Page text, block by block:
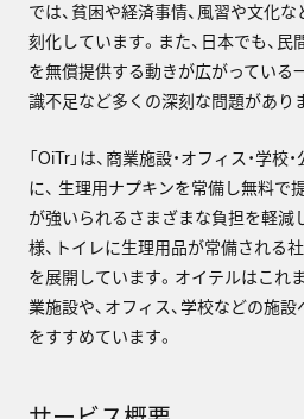
では、貧困や経済事情、風習や文化
刻化しています。また、日本でも、
を無償提供する動きが広がっている
識不足など多くの深刻な問題があり
「OiTr」は、商業施設・オフィス・学
に、 生理用ナプキンを常備し無料で
が強いられるさまざまな負担を軽減
様、トイレに生理用品が常備される
を展開しています。オイテルはこれ
業施設や、オフィス、学校などの施
をすすめています。